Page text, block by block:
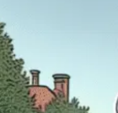
Dacia Logan 2 (2012–2020)
Dacia Logan 3 (2020–Prezent)
Duster 2011
Duster 2019
Audi A3 8p
Audi A4
Audi A4 B6
Audi A4 B7
Audi A4 B8
Audi A5